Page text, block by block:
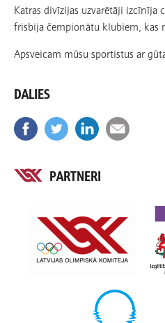
Katras divīzijas uzvarētāji izcīnīja
frisbija čempionātu klubiem, kas
Apsveicam mūsu sportistus ar
DALIES
PARTNERI